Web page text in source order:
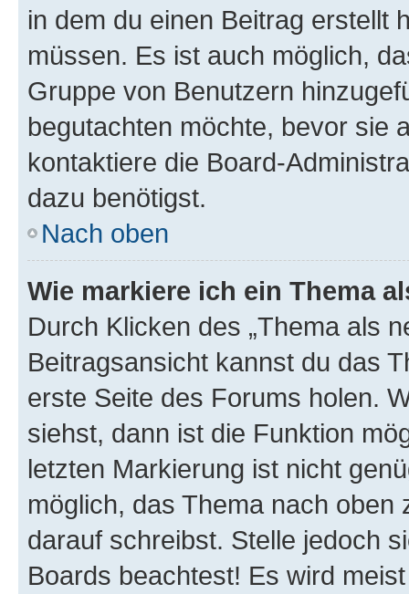
in dem du einen Beitrag erstellt
müssen. Es ist auch möglich,
Gruppe von Benutzern
begutachten möchte, bevor sie
kontaktiere die Board-
dazu benötigst.
Nach oben
Wie markiere ich ein Thema
Durch Klicken des „Thema als
Beitragsansicht kannst du das
erste Seite des Forums holen.
siehst, dann ist die Funktion
letzten Markierung ist nicht
möglich, das Thema nach oben
darauf schreibst. Stelle jedoch
Boards beachtest! Es wird